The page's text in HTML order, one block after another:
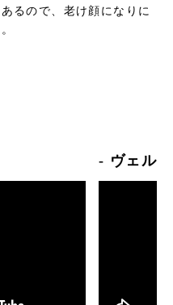
るので、老け顔になりに
- ヴェル